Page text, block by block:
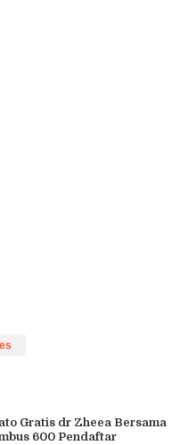
Gratis dr Zheea Bersama
600 Pendaftar